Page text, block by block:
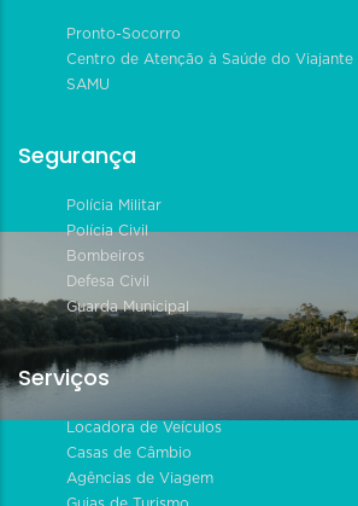
Pronto-Socorro
Centro de Atenção à Saúde do Viajante
SAMU
Segurança
Polícia Militar
Polícia Civil
Bombeiros
Defesa Civil
Guarda Municipal
Serviços
Locadora de Veículos
Casas de Câmbio
Agências de Viagem